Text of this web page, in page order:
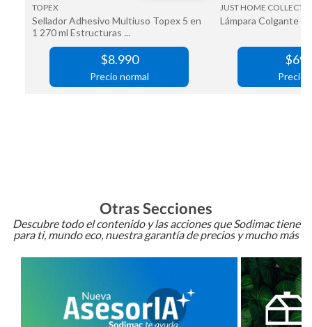
Otras Secciones
Descubre todo el contenido y las acciones que Sodimac tiene
para ti, mundo eco, nuestra garantía de precios y mucho más